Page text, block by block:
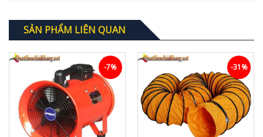
SẢN PHẨM LIÊN QUAN
-7% -31%